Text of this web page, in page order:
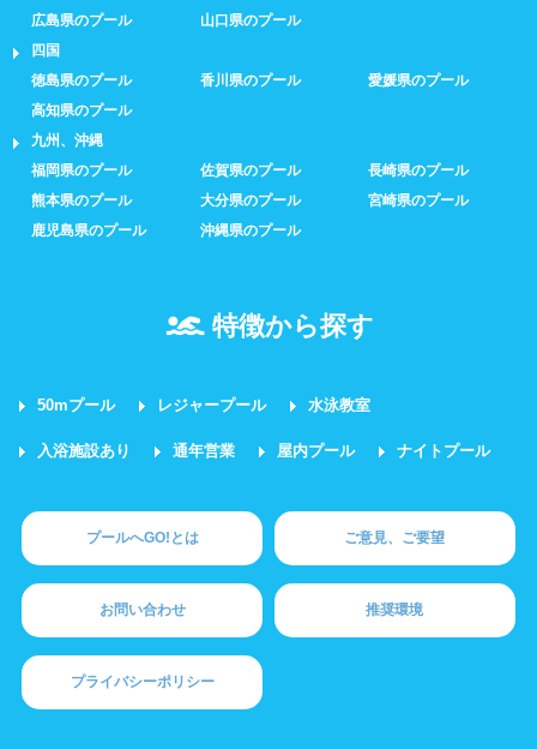
広島県のプール
山口県のプール
四国
徳島県のプール
香川県のプール
愛媛県のプール
高知県のプール
九州、沖縄
福岡県のプール
佐賀県のプール
長崎県のプール
熊本県のプール
大分県のプール
宮崎県のプール
鹿児島県のプール
沖縄県のプール
特徴から探す
50mプール レジャープール 水泳教室
入浴施設あり 通年営業 屋内プール ナイトプール
プールへGO!とは ご意見、ご要望
お問い合わせ 推奨環境
プライバシーポリシー